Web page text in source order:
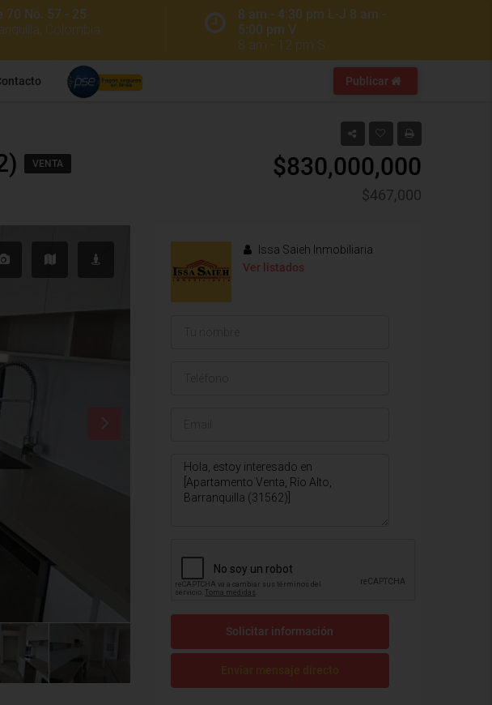
8 am - 4:30 pm L-J 8 am -
5:00 pm V
8 am - 12 pm S
70 No. 57 - 25
Colombia
Publicar
VENTA $830,000,000
$467,000
Issa Saieh Inmobiliaria
Ver listados
Solicitar información